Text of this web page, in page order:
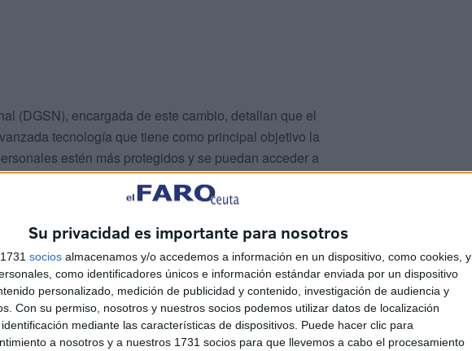
Su privacidad es importante para nosotros
socios almacenamos y/o accedemos a información en un dispositivo, como cookies, y
como identificadores únicos e información estándar enviada por un dispositivo
personalizado, medición de publicidad y contenido, investigación de audiencia y
Con su permiso, nosotros y nuestros socios podemos utilizar datos de localización
mediante las características de dispositivos. Puede hacer clic para
a nosotros y a nuestros 1731 socios para que llevemos a cabo el procesamiento
(DGSN), encargada de este cambio, detallan que el
tecnología que tiene como principal objetivo la
estén más protegidos y se puedan acceder a
español y está muy desarrollado, protegiendo incluso
cambio se busca evitar todas las formas de fraude y